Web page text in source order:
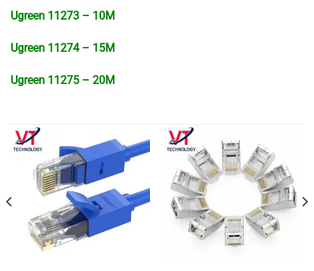
Ugreen 11273 – 10M
Ugreen 11274 – 15M
Ugreen 11275 – 20M